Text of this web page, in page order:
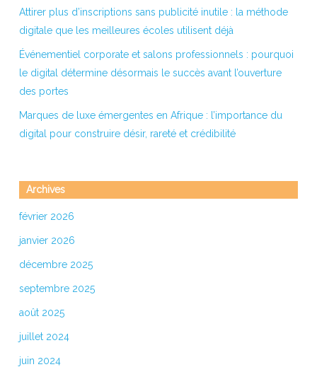
Attirer plus d’inscriptions sans publicité inutile : la méthode
digitale que les meilleures écoles utilisent déjà
Événementiel corporate et salons professionnels : pourquoi
le digital détermine désormais le succès avant l’ouverture
des portes
Marques de luxe émergentes en Afrique : l’importance du
digital pour construire désir, rareté et crédibilité
Archives
février 2026
janvier 2026
décembre 2025
septembre 2025
août 2025
juillet 2024
juin 2024